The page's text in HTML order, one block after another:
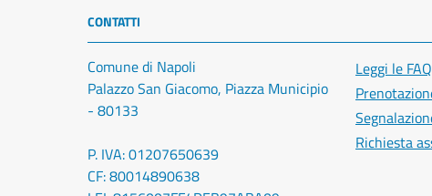
CONTATTI
Comune di Napoli
Palazzo San Giacomo, Piazza Municipio
- 80133
P. IVA: 01207650639
CF: 80014890638
Leggi le FAQ
Richiesta